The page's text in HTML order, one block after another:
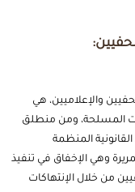
والإعلاميين، هي
المسلحة، ومن منطلق
المنظمة
وهي الإخفاق في تنفيذ
من خلال الإنتهاكات